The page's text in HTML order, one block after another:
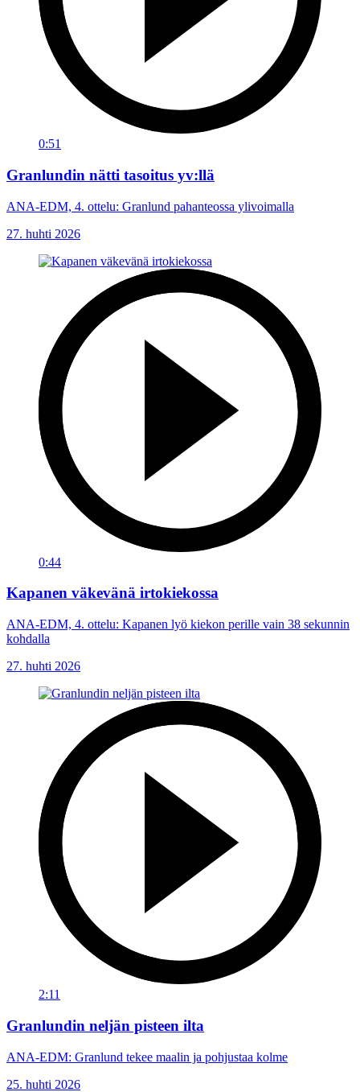
0:51
Granlundin nätti tasoitus yv:llä
ANA-EDM, 4. ottelu: Granlund pahanteossa ylivoimalla
27. huhti 2026
0:44
Kapanen väkevänä irtokiekossa
ANA-EDM, 4. ottelu: Kapanen lyö kiekon perille vain 38 sekunnin
kohdalla
27. huhti 2026
2:11
Granlundin neljän pisteen ilta
ANA-EDM: Granlund tekee maalin ja pohjustaa kolme
25. huhti 2026